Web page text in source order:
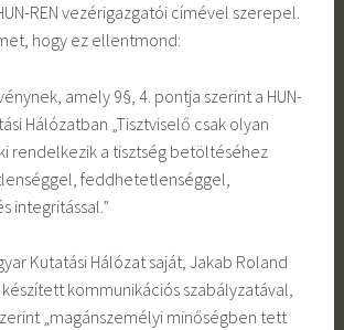
REN vezérigazgatói címével szerepel.
hogy ez ellentmond:
amely 9§, 4. pontja szerint a HUN-
Hálózatban „Tisztviselő csak olyan
rendelkezik a tisztség betöltéséhez
feddhetetlenséggel,
integritással.”
Kutatási Hálózat saját, Jakab Roland
kommunikációs szabályzatával,
„magánszemélyi minőségben tett